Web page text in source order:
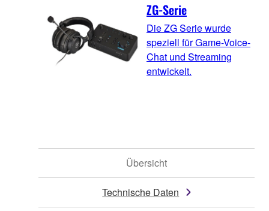
ZG-Serie
Die ZG Serie wurde
speziell für Game-Voice-
Chat und Streaming
entwickelt.
Übersicht
Technische Daten